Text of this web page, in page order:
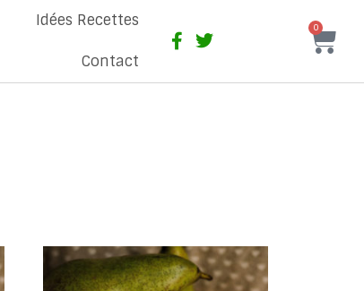
Idées Recettes
Contact
0